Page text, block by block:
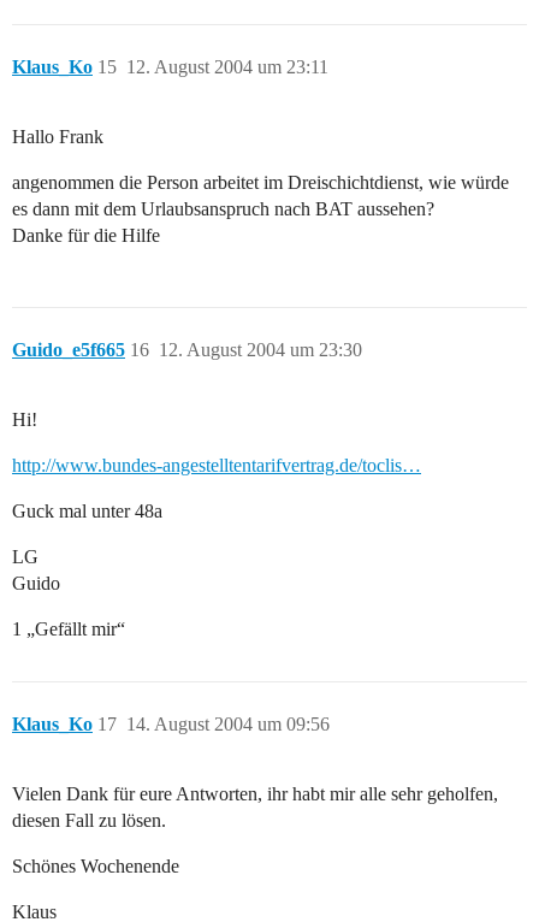
Klaus_Ko 12. August 2004 um 23:11
15
Hallo Frank
angenommen die Person arbeitet im Dreischichtdienst, wie würde
es dann mit dem Urlaubsanspruch nach BAT aussehen?
Danke für die Hilfe
Guido_e5f665 12. August 2004 um 23:30
16
Hi!
http://www.bundes-angestelltentarifvertrag.de/toclis…
Guck mal unter 48a
LG
Guido
1 „Gefällt mir“
Klaus_Ko 14. August 2004 um 09:56
17
Vielen Dank für eure Antworten, ihr habt mir alle sehr geholfen,
diesen Fall zu lösen.
Schönes Wochenende
Klaus